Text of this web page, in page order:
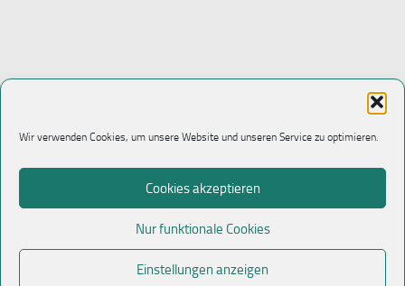
Wir verwenden Cookies, um unsere Website und unseren Service zu optimieren.
Cookies akzeptieren
Nur funktionale Cookies
Einstellungen anzeigen